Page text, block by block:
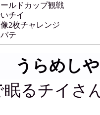
ルドカップ観戦
チイ
2枚チャレンジ
テ
うらめし
るチイさ